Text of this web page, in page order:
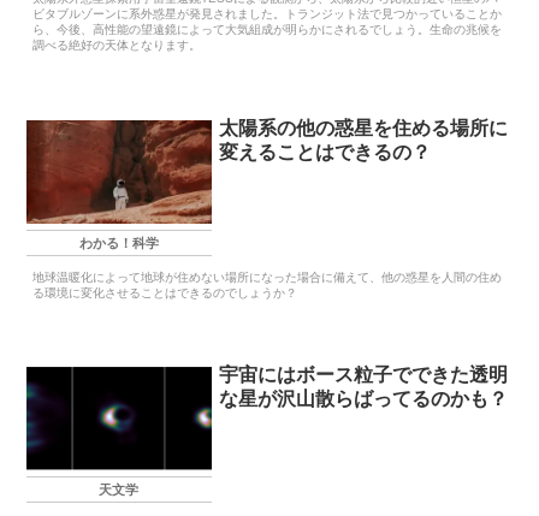
ビタブルゾーンに系外惑星が発見されました。トランジット法で見つかっていることか
ら、今後、高性能の望遠鏡によって大気組成が明らかにされるでしょう。生命の兆候を
調べる絶好の天体となります。
わかる！科学
太陽系の他の惑星を住める場所に
変えることはできるの？
地球温暖化によって地球が住めない場所になった場合に備えて、他の惑星を人間の住め
る環境に変化させることはできるのでしょうか？
天文学
宇宙にはボース粒子でできた透明
な星が沢山散らばってるのかも？